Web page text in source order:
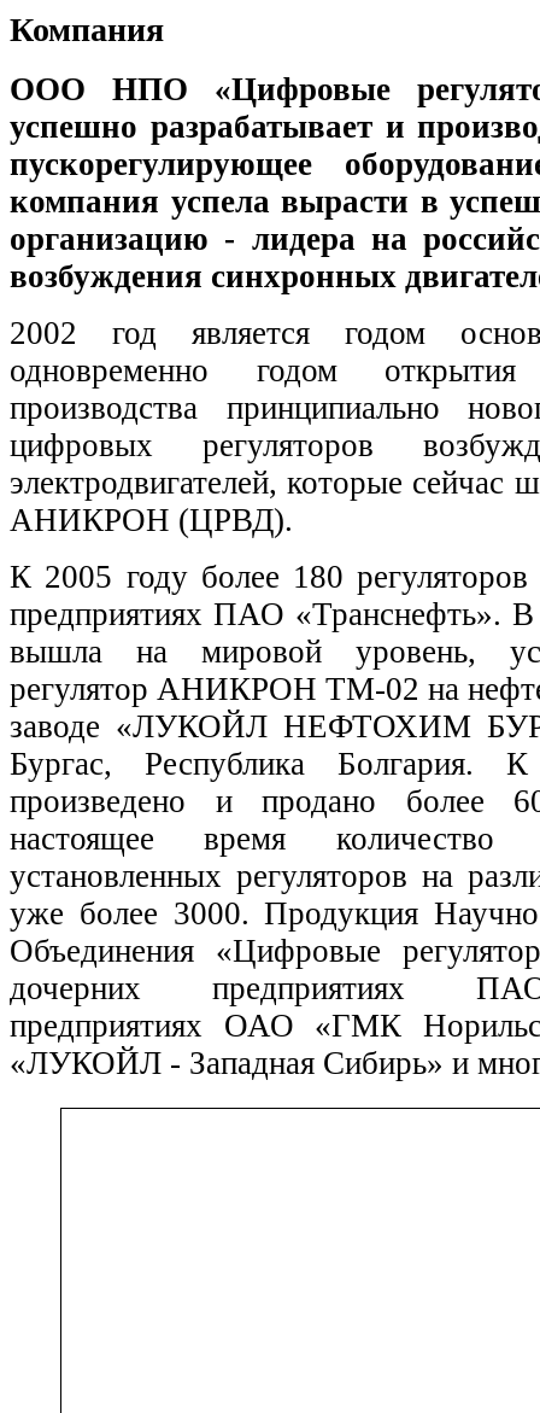
Компания
ООО НПО «Цифровые
успешно разрабатывает и
пускорегулирующее
компания успела вырасти в
организацию - лидера на
возбуждения синхронных
2002 год является годом
одновременно годом
производства принципиально
цифровых регуляторов
электродвигателей, которые сейчас
АНИКРОН (ЦРВД).
К 2005 году более 180
предприятиях ПАО «Транснефть». В
вышла на мировой уровень,
регулятор АНИКРОН ТМ-02 на
заводе «ЛУКОЙЛ НЕФТОХИМ
Бургас, Республика Болгария.
произведено и продано более
настоящее время количество
установленных регуляторов на
уже более 3000. Продукция
Объединения «Цифровые
дочерних предприятиях
предприятиях ОАО «ГМК
«ЛУКОЙЛ - Западная Сибирь» и